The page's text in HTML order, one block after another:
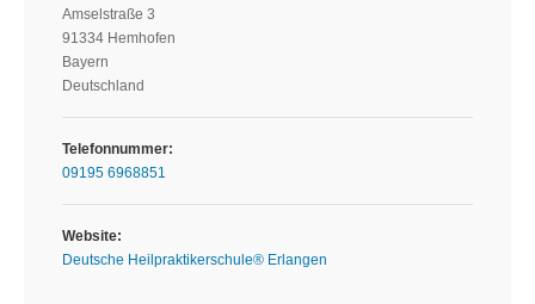
Amselstraße 3
91334 Hemhofen
Bayern
Deutschland
Telefonnummer:
09195 6968851
Website:
Deutsche Heilpraktikerschule® Erlangen